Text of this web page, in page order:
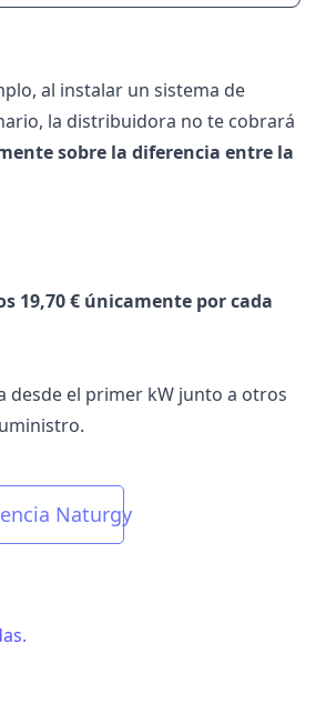
al instalar un sistema de
la distribuidora no te cobrará
sobre la diferencia entre la
19,70 € únicamente por cada
desde el primer kW junto a otros
Naturgy